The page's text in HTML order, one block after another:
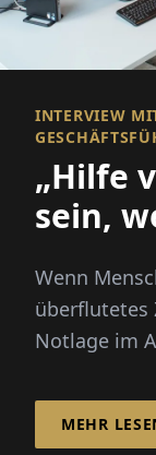
INTERVIEW
„Hilfe
sein,
Wenn
überflutetes
Notlage im
benötigen
MEHR